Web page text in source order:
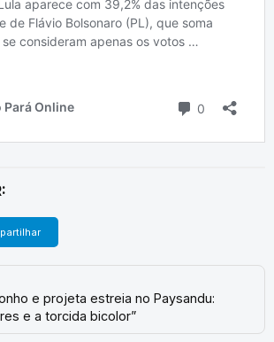
e projeta estreia no Paysandu:
e a torcida bicolor”